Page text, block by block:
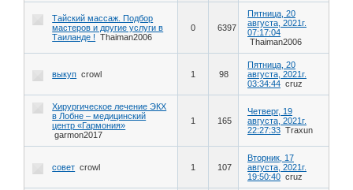
Тайский массаж. Подбор
мастеров и другие услуги в
Таиланде !
Thaiman2006
0 6397
Пятница, 20
августа, 2021г.
07:17:04
Thaiman2006
выкуп crowl 1 98
Пятница, 20
августа, 2021г.
03:34:44 cruz
Хирургическое лечение ЭКХ
в Лобне – медицинский
центр «Гармония»
garmon2017
1 165
Четверг, 19
августа, 2021г.
22:27:33 Traxun
совет crowl 1 107
Вторник, 17
августа, 2021г.
19:50:40 cruz